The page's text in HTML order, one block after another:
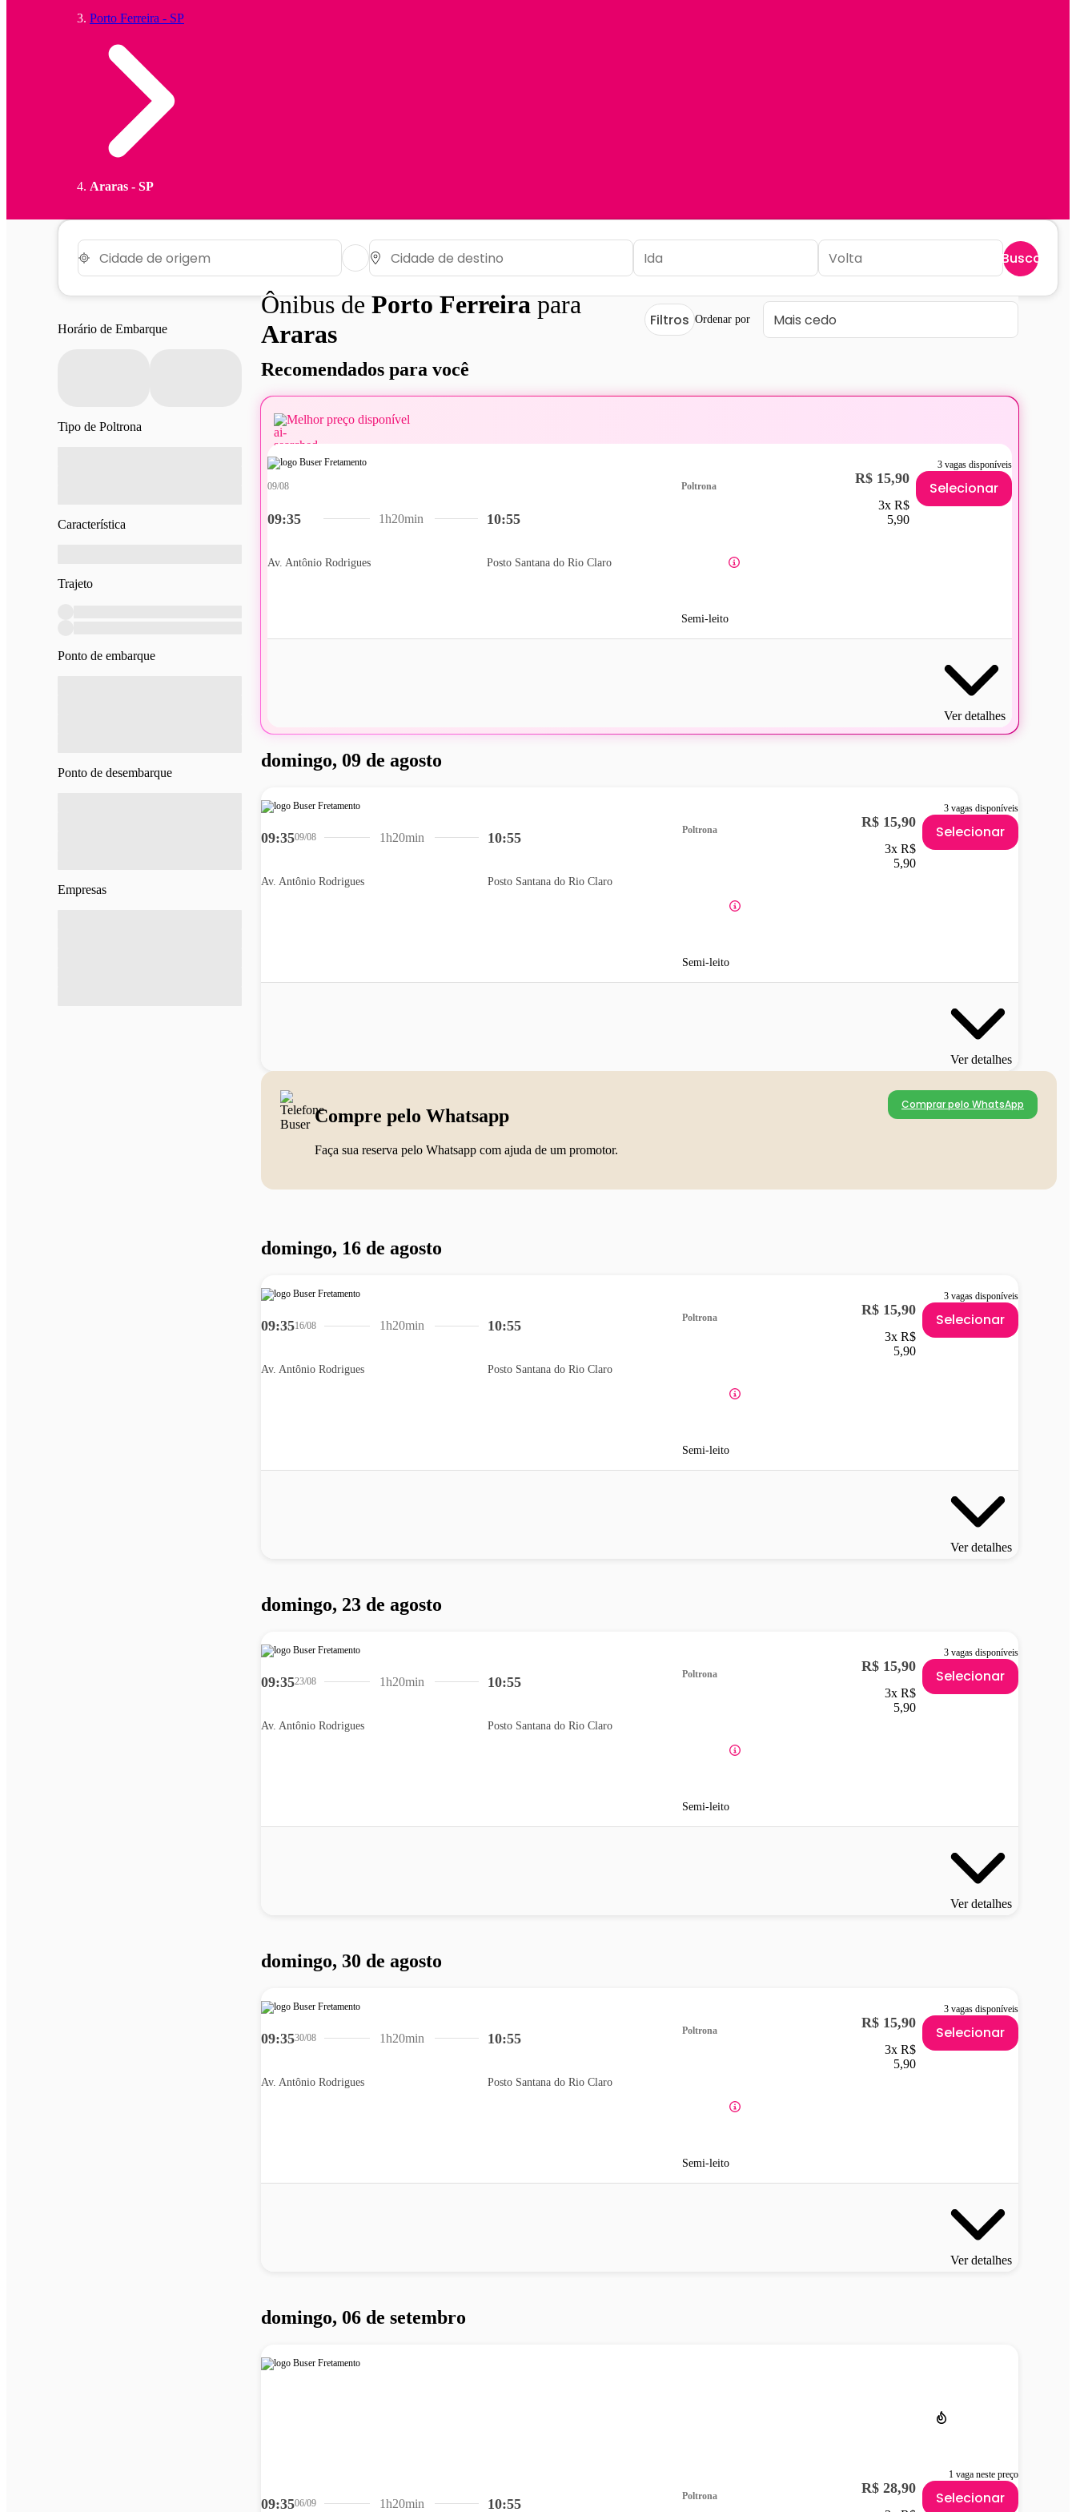
Porto Ferreira - SP
Araras - SP
Buscar
Horário de Embarque
Tipo de Poltrona
Característica
Trajeto
Ponto de embarque
Ponto de desembarque
Empresas
Ônibus dePorto Ferreirapara
Araras
Filtros Ordenar por
Recomendados para você
Melhor preço disponível
3 vagas disponíveis
09:35
09/08
Av. Antônio Rodrigues
10:55
Posto Santana do Rio Claro
1h20min
Poltrona
Semi-leito
R$ 15,90
3x R$
5,90
Selecionar
Ver detalhes
domingo, 09 de agosto
3 vagas disponíveis
09:3509/08
Av. Antônio Rodrigues
10:55
Posto Santana do Rio Claro
1h20min
Poltrona
Semi-leito
R$ 15,90
3x R$
5,90
Selecionar
Ver detalhes
Compre pelo Whatsapp
Faça sua reserva pelo Whatsapp com ajuda de um promotor.
Comprar pelo WhatsApp
domingo, 16 de agosto
3 vagas disponíveis
09:3516/08
Av. Antônio Rodrigues
10:55
Posto Santana do Rio Claro
1h20min
Poltrona
Semi-leito
R$ 15,90
3x R$
5,90
Selecionar
Ver detalhes
domingo, 23 de agosto
3 vagas disponíveis
09:3523/08
Av. Antônio Rodrigues
10:55
Posto Santana do Rio Claro
1h20min
Poltrona
Semi-leito
R$ 15,90
3x R$
5,90
Selecionar
Ver detalhes
domingo, 30 de agosto
3 vagas disponíveis
09:3530/08
Av. Antônio Rodrigues
10:55
Posto Santana do Rio Claro
1h20min
Poltrona
Semi-leito
R$ 15,90
3x R$
5,90
Selecionar
Ver detalhes
domingo, 06 de setembro
1 vaga neste preço
09:3506/09 10:55
1h20min
Poltrona R$ 28,90
Selecionar